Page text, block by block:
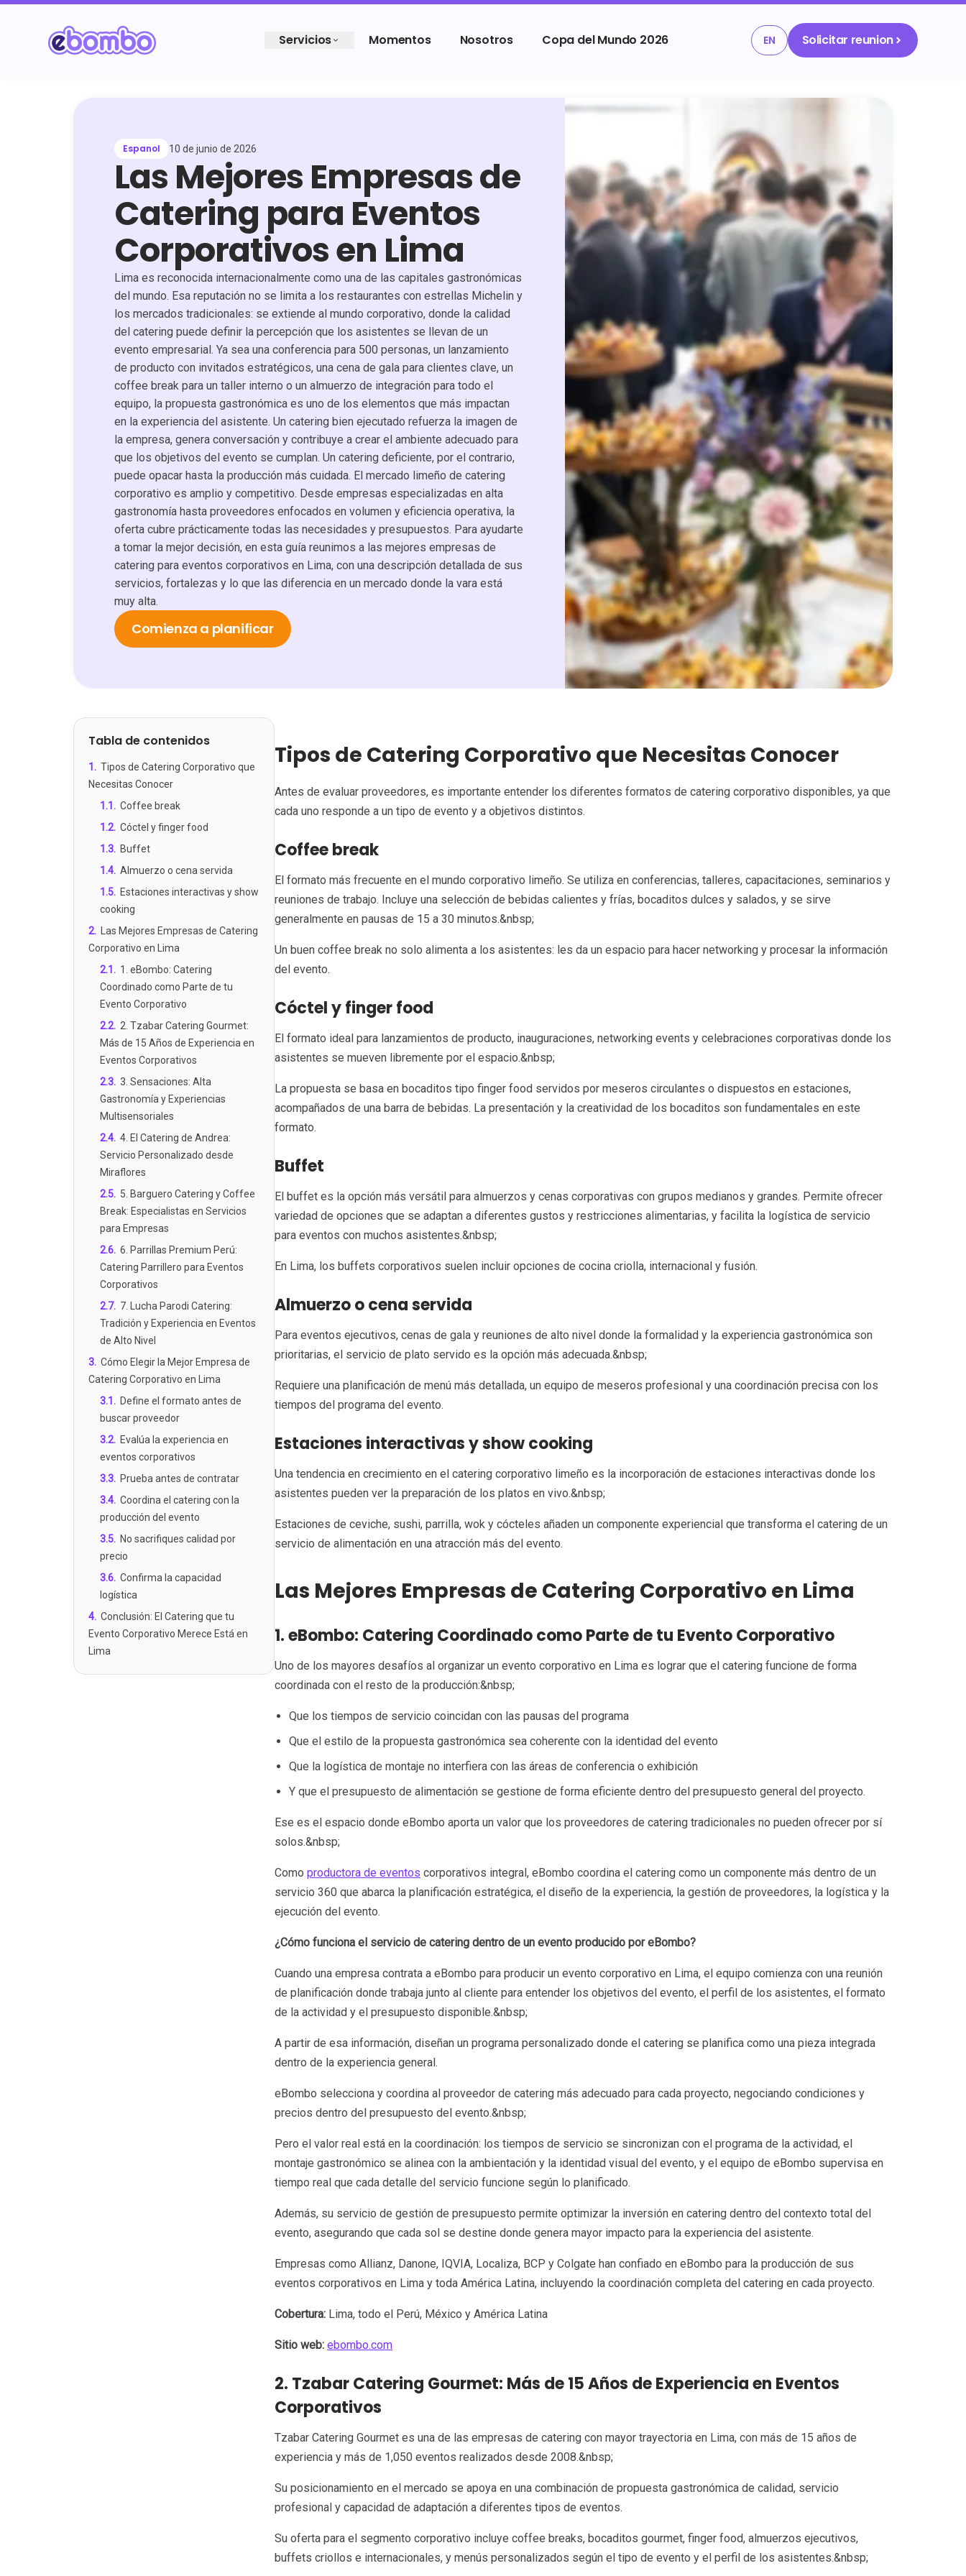
Servicios Momentos Nosotros Copa del Mundo 2026 EN Solicitar reunion
Espanol 10 de junio de 2026
Las Mejores Empresas de
Catering para Eventos
Corporativos en Lima
Lima es reconocida internacionalmente como una de las capitales gastronómicas
del mundo. Esa reputación no se limita a los restaurantes con estrellas Michelin y
los mercados tradicionales: se extiende al mundo corporativo, donde la calidad
del catering puede definir la percepción que los asistentes se llevan de un
evento empresarial. Ya sea una conferencia para 500 personas, un lanzamiento
de producto con invitados estratégicos, una cena de gala para clientes clave, un
coffee break para un taller interno o un almuerzo de integración para todo el
equipo, la propuesta gastronómica es uno de los elementos que más impactan
en la experiencia del asistente. Un catering bien ejecutado refuerza la imagen de
la empresa, genera conversación y contribuye a crear el ambiente adecuado para
que los objetivos del evento se cumplan. Un catering deficiente, por el contrario,
puede opacar hasta la producción más cuidada. El mercado limeño de catering
corporativo es amplio y competitivo. Desde empresas especializadas en alta
gastronomía hasta proveedores enfocados en volumen y eficiencia operativa, la
oferta cubre prácticamente todas las necesidades y presupuestos. Para ayudarte
a tomar la mejor decisión, en esta guía reunimos a las mejores empresas de
catering para eventos corporativos en Lima, con una descripción detallada de sus
servicios, fortalezas y lo que las diferencia en un mercado donde la vara está
muy alta.
Comienza a planificar
Tabla de contenidos
1 . Tipos de Catering Corporativo que
Necesitas Conocer
1.1 . Coffee break
1.2. Cóctel y finger food
1.3. Buffet
1.4. Almuerzo o cena servida
1.5. Estaciones interactivas y show
cooking
2.
Las Mejores Empresas de Catering
Corporativo en Lima
2.1 . 1. eBombo: Catering
Coordinado como Parte de tu
Evento Corporativo
2.2. 2. Tzabar Catering Gourmet:
Más de 15 Años de Experiencia en
Eventos Corporativos
2.3. 3. Sensaciones: Alta
Gastronomía y Experiencias
Multisensoriales
2.4. 4. El Catering de Andrea:
Servicio Personalizado desde
Miraflores
2.5. 5. Barguero Catering y Coffee
Break: Especialistas en Servicios
para Empresas
2.6. 6. Parrillas Premium Perú:
Catering Parrillero para Eventos
Corporativos
2.7. 7. Lucha Parodi Catering:
Tradición y Experiencia en Eventos
de Alto Nivel
3. Cómo Elegir la Mejor Empresa de
Catering Corporativo en Lima
3.1 . Define el formato antes de
buscar proveedor
3.2. Evalúa la experiencia en
eventos corporativos
3.3. Prueba antes de contratar
3.4. Coordina el catering con la
producción del evento
3.5. No sacrifiques calidad por
precio
3.6. Confirma la capacidad
logística
4. Conclusión: El Catering que tu
Evento Corporativo Merece Está en
Lima
Tipos de Catering Corporativo que Necesitas Conocer
Antes de evaluar proveedores, es importante entender los diferentes formatos de catering corporativo disponibles, ya que
cada uno responde a un tipo de evento y a objetivos distintos.
Coffee break
El formato más frecuente en el mundo corporativo limeño. Se utiliza en conferencias, talleres, capacitaciones, seminarios y
reuniones de trabajo. Incluye una selección de bebidas calientes y frías, bocaditos dulces y salados, y se sirve
generalmente en pausas de 15 a 30 minutos.&nbsp;
Un buen coffee break no solo alimenta a los asistentes: les da un espacio para hacer networking y procesar la información
del evento.
Cóctel y finger food
El formato ideal para lanzamientos de producto, inauguraciones, networking events y celebraciones corporativas donde los
asistentes se mueven libremente por el espacio.&nbsp;
La propuesta se basa en bocaditos tipo finger food servidos por meseros circulantes o dispuestos en estaciones,
acompañados de una barra de bebidas. La presentación y la creatividad de los bocaditos son fundamentales en este
formato.
Buffet
El buffet es la opción más versátil para almuerzos y cenas corporativas con grupos medianos y grandes. Permite ofrecer
variedad de opciones que se adaptan a diferentes gustos y restricciones alimentarias, y facilita la logística de servicio
para eventos con muchos asistentes.&nbsp;
En Lima, los buffets corporativos suelen incluir opciones de cocina criolla, internacional y fusión.
Almuerzo o cena servida
Para eventos ejecutivos, cenas de gala y reuniones de alto nivel donde la formalidad y la experiencia gastronómica son
prioritarias, el servicio de plato servido es la opción más adecuada.&nbsp;
Requiere una planificación de menú más detallada, un equipo de meseros profesional y una coordinación precisa con los
tiempos del programa del evento.
Estaciones interactivas y show cooking
Una tendencia en crecimiento en el catering corporativo limeño es la incorporación de estaciones interactivas donde los
asistentes pueden ver la preparación de los platos en vivo.&nbsp;
Estaciones de ceviche, sushi, parrilla, wok y cócteles añaden un componente experiencial que transforma el catering de un
servicio de alimentación en una atracción más del evento.
Las Mejores Empresas de Catering Corporativo en Lima
1. eBombo: Catering Coordinado como Parte de tu Evento Corporativo
Uno de los mayores desafíos al organizar un evento corporativo en Lima es lograr que el catering funcione de forma
coordinada con el resto de la producción:&nbsp;
Que los tiempos de servicio coincidan con las pausas del programa
Que el estilo de la propuesta gastronómica sea coherente con la identidad del evento
Que la logística de montaje no interfiera con las áreas de conferencia o exhibición
Y que el presupuesto de alimentación se gestione de forma eficiente dentro del presupuesto general del proyecto.
Ese es el espacio donde eBombo aporta un valor que los proveedores de catering tradicionales no pueden ofrecer por sí
solos.&nbsp;
Como productora de eventos corporativos integral, eBombo coordina el catering como un componente más dentro de un
servicio 360 que abarca la planificación estratégica, el diseño de la experiencia, la gestión de proveedores, la logística y la
ejecución del evento.
¿Cómo funciona el servicio de catering dentro de un evento producido por eBombo?
Cuando una empresa contrata a eBombo para producir un evento corporativo en Lima, el equipo comienza con una reunión
de planificación donde trabaja junto al cliente para entender los objetivos del evento, el perfil de los asistentes, el formato
de la actividad y el presupuesto disponible.&nbsp;
A partir de esa información, diseñan un programa personalizado donde el catering se planifica como una pieza integrada
dentro de la experiencia general.
eBombo selecciona y coordina al proveedor de catering más adecuado para cada proyecto, negociando condiciones y
precios dentro del presupuesto del evento.&nbsp;
Pero el valor real está en la coordinación: los tiempos de servicio se sincronizan con el programa de la actividad, el
montaje gastronómico se alinea con la ambientación y la identidad visual del evento, y el equipo de eBombo supervisa en
tiempo real que cada detalle del servicio funcione según lo planificado.
Además, su servicio de gestión de presupuesto permite optimizar la inversión en catering dentro del contexto total del
evento, asegurando que cada sol se destine donde genera mayor impacto para la experiencia del asistente.
Empresas como Allianz, Danone, IQVIA, Localiza, BCP y Colgate han confiado en eBombo para la producción de sus
eventos corporativos en Lima y toda América Latina, incluyendo la coordinación completa del catering en cada proyecto.
Cobertura: Lima, todo el Perú, México y América Latina
Sitio web: ebombo.com
2. Tzabar Catering Gourmet: Más de 15 Años de Experiencia en Eventos
Corporativos
Tzabar Catering Gourmet es una de las empresas de catering con mayor trayectoria en Lima, con más de 15 años de
experiencia y más de 1,050 eventos realizados desde 2008.&nbsp;
Su posicionamiento en el mercado se apoya en una combinación de propuesta gastronómica de calidad, servicio
profesional y capacidad de adaptación a diferentes tipos de eventos.
Su oferta para el segmento corporativo incluye coffee breaks, bocaditos gourmet, finger food, almuerzos ejecutivos,
buffets criollos e internacionales, y menús personalizados según el tipo de evento y el perfil de los asistentes.&nbsp;